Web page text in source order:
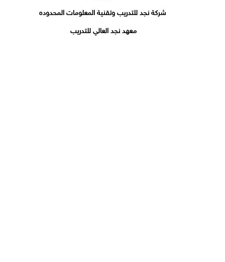
شركة نجد للتدريب وتقنية المعلومات المحدوده
معهد نجد العالي للتدريب